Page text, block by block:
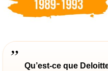
Qu’est-ce que